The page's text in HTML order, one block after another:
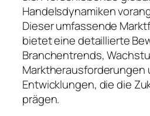
Handelsdynamiken
Dieser umfassende
bietet eine detaillierte
Branchentrends,
Entwicklungen, die die
prägen.